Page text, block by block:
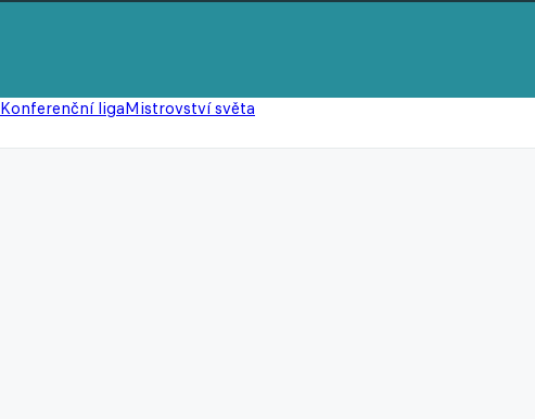
Konferenční ligaMistrovství světa